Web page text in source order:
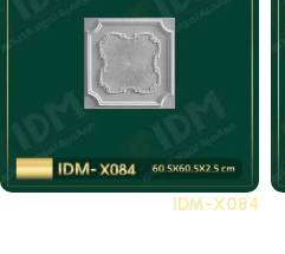
IDM-X084